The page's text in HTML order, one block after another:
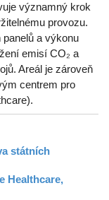
významný krok
provozu.
a výkonu
emisí CO₂ a
Areál je zároveň
centrem pro
státních
Healthcare,